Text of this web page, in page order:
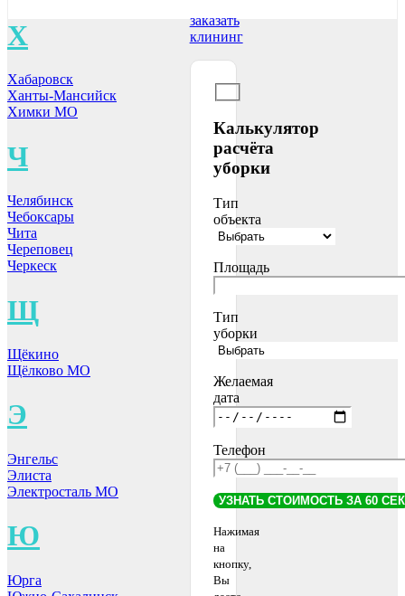
Х
Хабаровск
Ханты-Мансийск
Химки МО
Ч
Челябинск
Чебоксары
Чита
Череповец
Черкеск
Щ
Щёкино
Щёлково МО
Э
Энгельс
Элиста
Электросталь МО
Ю
Юрга
заказать
клининг
Калькулятор
расчёта
уборки
Тип
объекта
Площадь
Тип
уборки
Желаемая
дата
Телефон
Нажимая
на
кнопку,
Вы